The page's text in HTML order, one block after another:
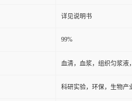
科研实验，环保，生物产
科研检测，不得用